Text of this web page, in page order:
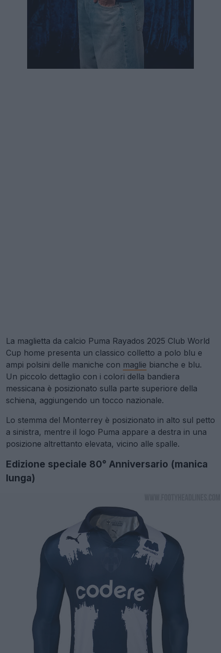
La maglietta da calcio Puma Rayados 2025 Club World
Cup home presenta un classico colletto a polo blu e
ampi polsini delle maniche con maglie bianche e blu.
Un piccolo dettaglio con i colori della bandiera
messicana è posizionato sulla parte superiore della
schiena, aggiungendo un tocco nazionale.
Lo stemma del Monterrey è posizionato in alto sul petto
a sinistra, mentre il logo Puma appare a destra in una
posizione altrettanto elevata, vicino alle spalle.
Edizione speciale 80° Anniversario (manica
lunga)